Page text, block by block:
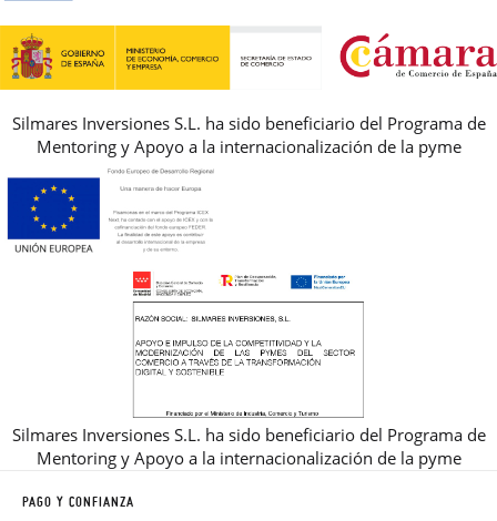
REBAJAS
Silmares Inversiones S.L. ha sido beneficiario del Programa de
Mentoring y Apoyo a la internacionalización de la pyme
Silmares Inversiones S.L. ha sido beneficiario del Programa de
Mentoring y Apoyo a la internacionalización de la pyme
PAGO Y CONFIANZA